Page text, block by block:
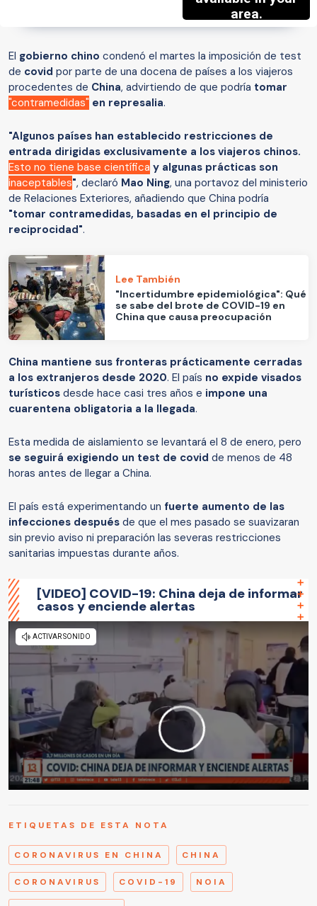
El gobierno chino condenó el martes la imposición de test
de covid por parte de una docena de países a los viajeros
procedentes de China, advirtiendo de que podría tomar
"contramedidas" en represalia.
"Algunos países han establecido restricciones de
entrada dirigidas exclusivamente a los viajeros chinos.
Esto no tiene base científica y algunas prácticas son
inaceptables", declaró Mao Ning, una portavoz del ministerio
de Relaciones Exteriores, añadiendo que China podría
"tomar contramedidas, basadas en el principio de
reciprocidad".
Lee También
"Incertidumbre epidemiológica": Qué
se sabe del brote de COVID-19 en
China que causa preocupación
China mantiene sus fronteras prácticamente cerradas
a los extranjeros desde 2020. El país no expide visados
turísticos desde hace casi tres años e impone una
cuarentena obligatoria a la llegada.
Esta medida de aislamiento se levantará el 8 de enero, pero
se seguirá exigiendo un test de covid de menos de 48
horas antes de llegar a China.
El país está experimentando un fuerte aumento de las
infecciones después de que el mes pasado se suavizaran
sin previo aviso ni preparación las severas restricciones
sanitarias impuestas durante años.
[VIDEO] COVID-19: China deja de informar
casos y enciende alertas
ETIQUETAS DE ESTA NOTA
CORONAVIRUS EN CHINA CHINA
CORONAVIRUS COVID-19 NOIA